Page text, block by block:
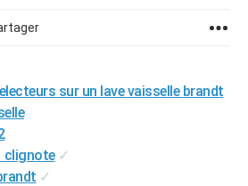
sur un lave vaisselle brandt
clignote ✓
✓